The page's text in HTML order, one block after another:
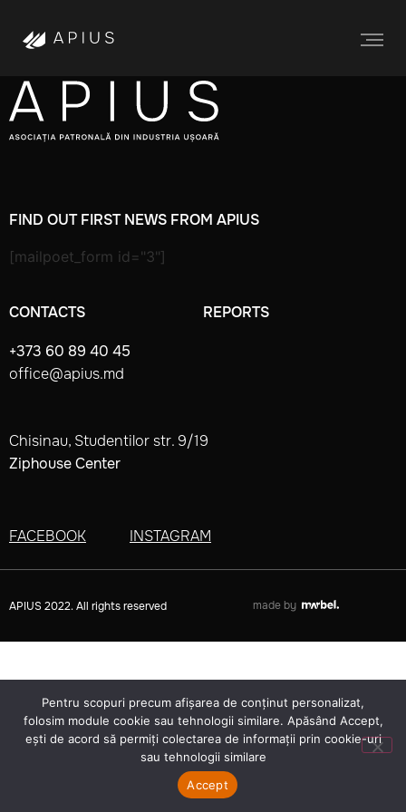
CONTACTS
+373 60 89 40 45
office@apius.md
REPORTS
Chisinau, Studentilor str. 9/19
Ziphouse Center
FACEBOOK INSTAGRAM
FIND OUT FIRST NEWS FROM APIUS
[mailpoet_form id="3"]
APIUS 2022. All rights reserved made by
Pentru scopuri precum afișarea de conținut personalizat,
folosim module cookie sau tehnologii similare. Apăsând Accept,
ești de acord să permiți colectarea de informații prin cookie-uri
sau tehnologii similare
Accept